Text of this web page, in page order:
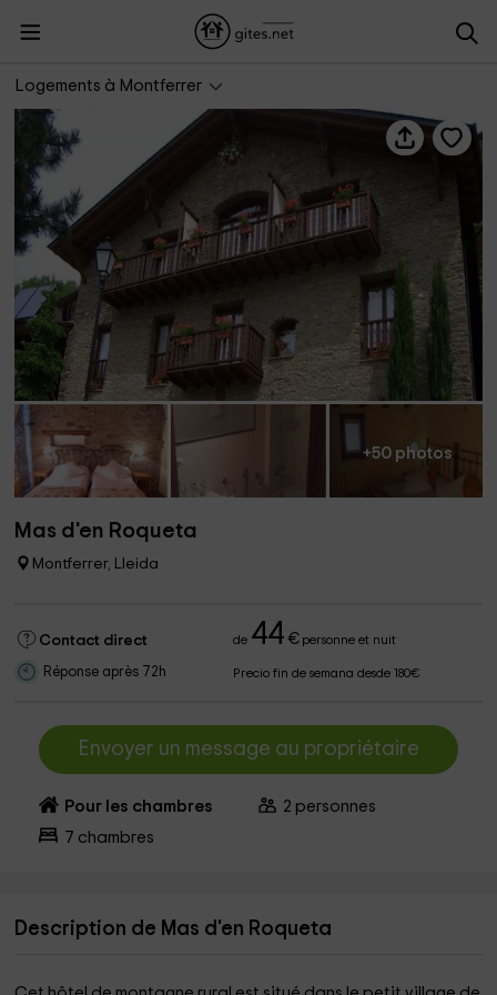
Logements à Montferrer
+50 photos
Mas d'en Roqueta
Montferrer, Lleida
Contact direct de 44 €personne et nuit
Réponse après 72h Precio fin de semana desde 180€
Envoyer un message au propriétaire
Pour les chambres 2 personnes
7 chambres
Description de Mas d'en Roqueta